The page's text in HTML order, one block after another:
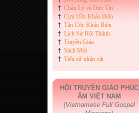
† Chân Lý và Đức Tin
† Cựu Ước Khảo Biên
† Tân Ước Khảo Biên
† Lịch Sử Hội Thánh
† Truyền Giáo
† Sách Mới
† Tiểu sử nhân vật
HỘI TRUYỀN GIÁO PHÚC
ÂM VIỆT NAM
(Vietnamese Full Gospel